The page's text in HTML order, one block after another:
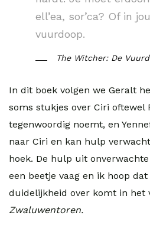
ell’ea, sor’ca? Of in
vuurdoop.
The Witcher: De
In dit boek volgen we Geralt
soms stukjes over Ciri oftewel
tegenwoordig noemt, en
naar Ciri en kan hulp
hoek. De hulp uit
een beetje vaag en ik hoop
duidelijkheid over komt in het
Zwaluwentoren.